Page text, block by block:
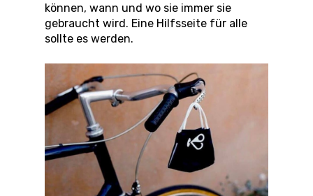
können, wann und wo sie immer sie
gebraucht wird. Eine Hilfsseite für alle
sollte es werden.